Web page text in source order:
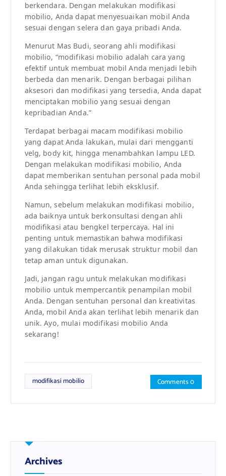
berkendara. Dengan melakukan modifikasi
mobilio, Anda dapat menyesuaikan mobil Anda
sesuai dengan selera dan gaya pribadi Anda.
Menurut Mas Budi, seorang ahli modifikasi
mobilio, “modifikasi mobilio adalah cara yang
efektif untuk membuat mobil Anda menjadi lebih
berbeda dan menarik. Dengan berbagai pilihan
aksesori dan modifikasi yang tersedia, Anda dapat
menciptakan mobilio yang sesuai dengan
kepribadian Anda.”
Terdapat berbagai macam modifikasi mobilio
yang dapat Anda lakukan, mulai dari mengganti
velg, body kit, hingga menambahkan lampu LED.
Dengan melakukan modifikasi mobilio, Anda
dapat memberikan sentuhan personal pada mobil
Anda sehingga terlihat lebih eksklusif.
Namun, sebelum melakukan modifikasi mobilio,
ada baiknya untuk berkonsultasi dengan ahli
modifikasi atau bengkel terpercaya. Hal ini
penting untuk memastikan bahwa modifikasi
yang dilakukan tidak merusak struktur mobil dan
tetap aman untuk digunakan.
Jadi, jangan ragu untuk melakukan modifikasi
mobilio untuk mempercantik penampilan mobil
Anda. Dengan sentuhan personal dan kreativitas
Anda, mobil Anda akan terlihat lebih menarik dan
unik. Ayo, mulai modifikasi mobilio Anda
sekarang!
modifikasi mobilio Comments 0
Archives